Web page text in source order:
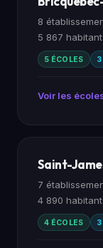
8
5 867
5 ÉCOLES 3
Voir les
Saint-
7
4 890
4 ÉCOLES 3